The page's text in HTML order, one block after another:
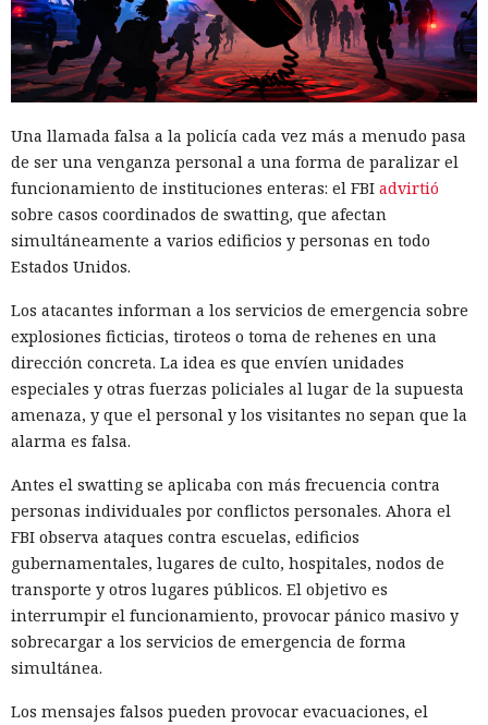
Las cadenas de suministro en el ecosistema npm rara vez
se rompen por un único punto de entrada, pero fue
ataque que fue detectado simultáneamente por cuatro
equipos —Aikido,Socket,Datadogy OpenSourceMalware
En un día el gusano afectó a más de 440 paquetes con un
total de dos mil millones de instalaciones por mes, entre
ellos keyv, flat-cache y file-entry-cache — bibliotecas que,
mediante cadenas de dependencias, están presentes en la
Los atacantes comprometieron la cuenta de Jared Ray —el
mantenedor de toda esta familia. Tras obtener acceso a
GitHub, introdujeron directamente código malicioso en la
rama principal y publicaron inmediatamente nuevas
versiones mediante GitHub Actions. Los paquetes se
publicaron con firmas criptográficas auténticas; no había
indicios formales de manipulación.
El código malicioso se insertaba en el momento de la
Una llamada falsa a la policía cada vez más a menudo pasa
de ser una venganza personal a una forma de paralizar el
funcionamiento de instituciones enteras: el FBI advirtió
sobre casos coordinados de swatting, que afectan
simultáneamente a varios edificios y personas en todo
Estados Unidos.
Los atacantes informan a los servicios de emergencia sobre
explosiones ficticias, tiroteos o toma de rehenes en una
dirección concreta. La idea es que envíen unidades
especiales y otras fuerzas policiales al lugar de la supuesta
amenaza, y que el personal y los visitantes no sepan que la
alarma es falsa.
Antes el swatting se aplicaba con más frecuencia contra
personas individuales por conflictos personales. Ahora el
FBI observa ataques contra escuelas, edificios
gubernamentales, lugares de culto, hospitales, nodos de
transporte y otros lugares públicos. El objetivo es
interrumpir el funcionamiento, provocar pánico masivo y
sobrecargar a los servicios de emergencia de forma
simultánea.
Los mensajes falsos pueden provocar evacuaciones, el